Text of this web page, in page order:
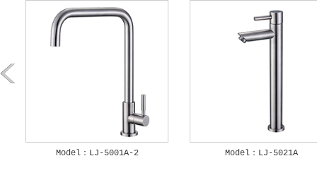
Model：LJ-5001A-2 Model：LJ-5021A